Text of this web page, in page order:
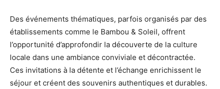
Des événements thématiques, parfois organisés par des
établissements comme le Bambou & Soleil, offrent
l’opportunité d’approfondir la découverte de la culture
locale dans une ambiance conviviale et décontractée.
Ces invitations à la détente et l’échange enrichissent le
séjour et créent des souvenirs authentiques et durables.